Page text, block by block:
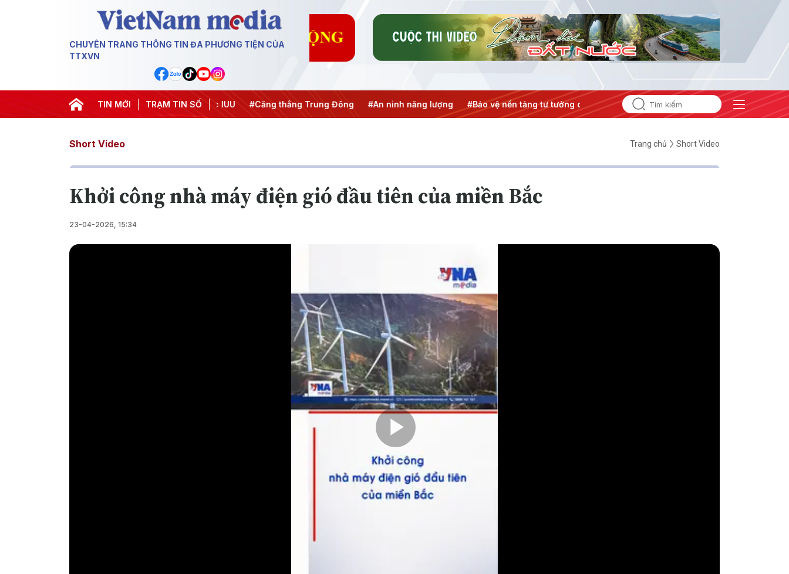
CHUYÊN TRANG THÔNG TIN ĐA PHƯƠNG TIỆN CỦA
TTXVN
TIN MỚI TRẠM TIN SỐ
dịch 500 ngày đêm #Chống khai thác IUU #Căng thẳng Trung Đông #An ninh năng lượng #Bảo vệ nền tảng tư tưởng của Đảng #Hội nghị Trung ương 3
Short Video Trang chủ Short Video
Khởi công nhà máy điện gió đầu tiên của miền Bắc
23-04-2026, 15:34
Play
Video